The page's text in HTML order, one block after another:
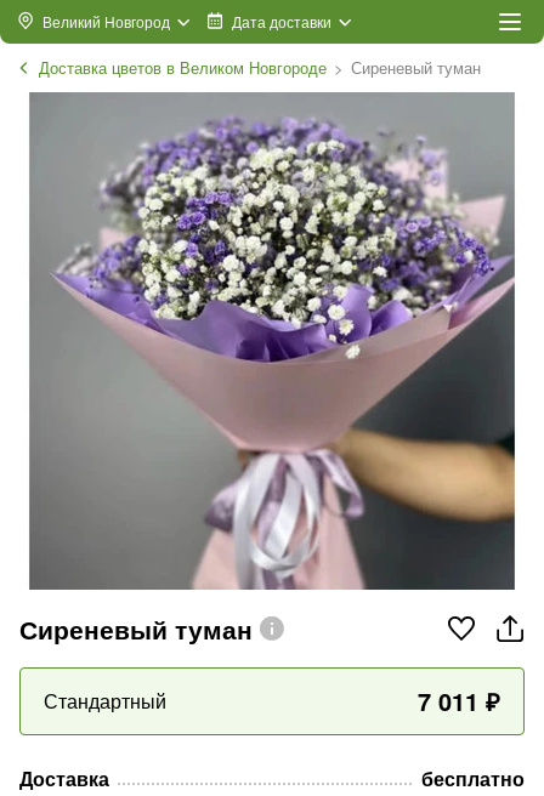
Великий Новгород Дата доставки
Доставка цветов в Великом Новгороде Сиреневый туман
Сиреневый туман
Стандартный 7 011 ₽
Доставка бесплатно